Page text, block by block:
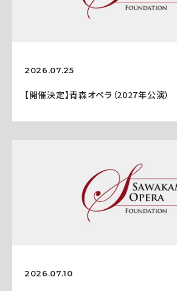
2026.07.25
【開催決定】青森オペラ（2027年公演）
2026.07.10